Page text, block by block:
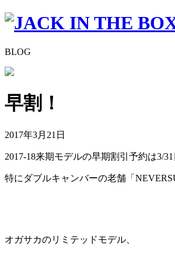
BLOG
早割！
2017年3月21日
2017-18来期モデルの早期割引予約は3/
特にダブルキャンバーの老舗「
オガサカのリミテッドモデル、